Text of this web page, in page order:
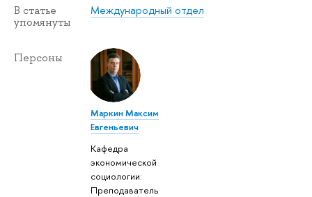
В статье
упомянуты
Международный отдел
Персоны
Маркин Максим
Евгеньевич
Кафедра
экономической
социологии:
Преподаватель